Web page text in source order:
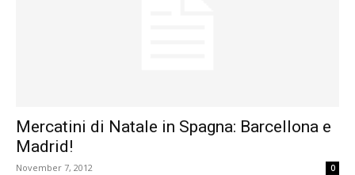
Mercatini di Natale in Spagna: Barcellona e
Madrid!
November 7, 2012 0